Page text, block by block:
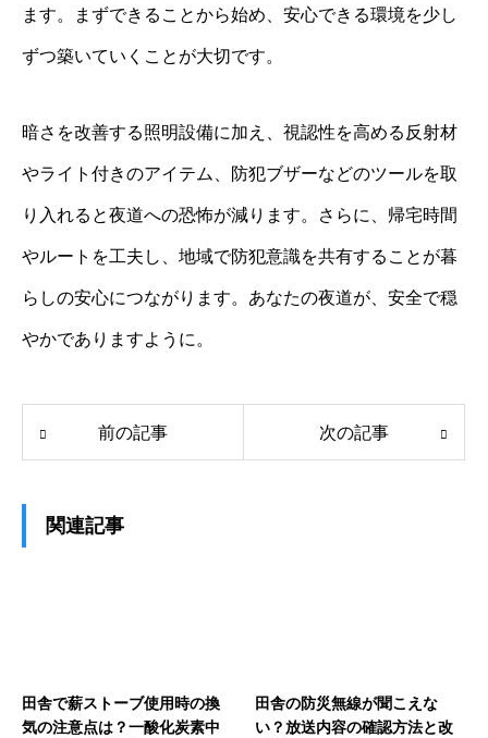
ます。まずできることから始め、安心できる環境を少し
ずつ築いていくことが大切です。
暗さを改善する照明設備に加え、視認性を高める反射材
やライト付きのアイテム、防犯ブザーなどのツールを取
り入れると夜道への恐怖が減ります。さらに、帰宅時間
やルートを工夫し、地域で防犯意識を共有することが暮
らしの安心につながります。あなたの夜道が、安全で穏
やかでありますように。
前の記事 次の記事
関連記事
田舎で薪ストーブ使用時の換
気の注意点は？一酸化炭素中
田舎の防災無線が聞こえな
い？放送内容の確認方法と改